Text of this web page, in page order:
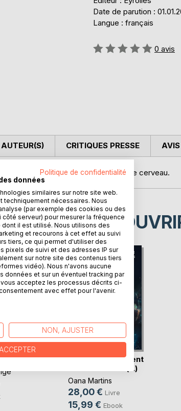
Date de parution :
Langue : français
Évaluation:
0 avis
moyenne que 2 % du potentiel de notre cerveau.
AUTEUR(S) CRITIQUES PRESSE AVIS
TITRES À
Le questionnement
intérieur à trav(...)
Oana Martins
28,00 € Livre
15,99 € Ebook
Politique de confidentialité
données
similaires sur notre site web.
techniquement nécessaires. Nous
(par exemple des cookies ou des
serveur) pour mesurer la fréquence
il est utilisé. Nous utilisons des
et recourons à cet effet au suivi
tiers, ce qui permet d'utiliser des
pixels de suivi et des adresses IP sur
sur notre site des contenus tiers
vidéo). Nous n'avons aucune
données et sur un éventuel tracking par
acceptez les processus décrits ci-
avec effet pour l'avenir.
NON, AJUSTER